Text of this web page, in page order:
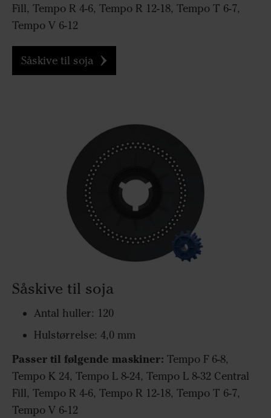
Fill, Tempo R 4-6, Tempo R 12-18, Tempo T 6-7,
Tempo V 6-12
Såskive til soja
Såskive til soja
Antal huller: 120
Hulstørrelse: 4,0 mm
Passer til følgende maskiner: Tempo F 6-8,
Tempo K 24, Tempo L 8-24, Tempo L 8-32 Central
Fill, Tempo R 4-6, Tempo R 12-18, Tempo T 6-7,
Tempo V 6-12